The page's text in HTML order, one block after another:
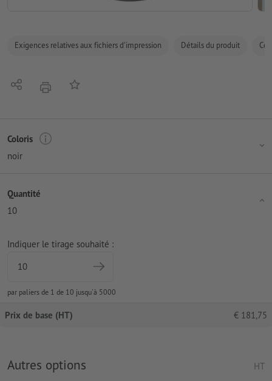
Exigences relatives aux fichiers d'impression Détails du produit
PartagerimprimerAjouter à liste d'article
Coloris
noir
Quantité
10
Indiquer le tirage souhaité :
par paliers de 1 de 10 jusqu'à 5000
Prix de base (HT) € 181,75
Autres options HT